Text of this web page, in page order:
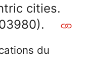
cities.
du